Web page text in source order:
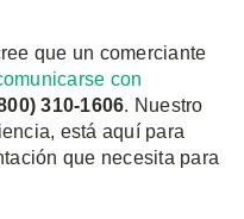
que un comerciante
con
310-1606. Nuestro
está aquí para
que necesita para